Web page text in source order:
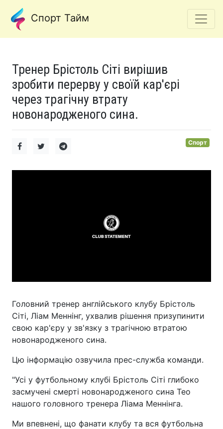
Спорт Тайм
Тренер Брістоль Сіті вирішив
зробити перерву у своїй кар'єрі
через трагічну втрату
новонародженого сина.
Спорт
Головний тренер англійського клубу Брістоль
Сіті, Ліам Меннінг, ухвалив рішення призупинити
свою кар'єру у зв'язку з трагічною втратою
новонародженого сина.
Цю інформацію озвучила прес-служба команди.
"Усі у футбольному клубі Брістоль Сіті глибоко
засмучені смерті новонародженого сина Тео
нашого головного тренера Ліама Меннінга.
Ми впевнені, що фанати клубу та вся футбольна